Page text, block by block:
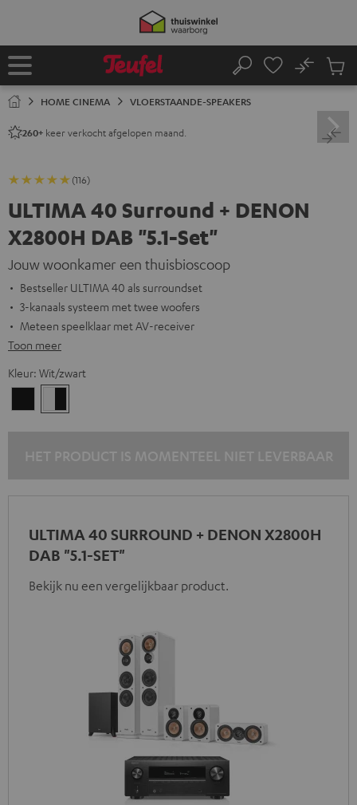
50% verzendkosten besparen met
D:20H:28 M:
Home Zoeken
No
HOME CINEMA VLOERSTAANDE-SPEAKERS
260+ keer verkocht afgelopen maand.
(116)
ULTIMA 40 Surround + DENON
X2800H DAB "5.1-Set"
Jouw woonkamer een thuisbioscoop
Bestseller ULTIMA 40 als surroundset
3-kanaals systeem met twee woofers
Meteen speelklaar met AV-receiver
Toon meer
Kleur: Wit/zwart
ULTIMA 40 SURROUND + DENON X2800H
DAB "5.1-SET"
Bekijk nu een vergelijkbaar product.